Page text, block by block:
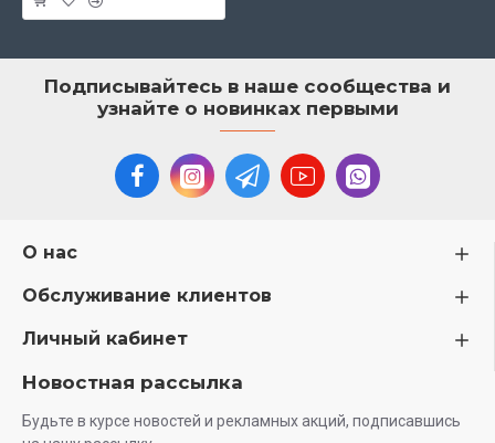
Подписывайтесь в наше сообщества и
узнайте о новинках первыми
О нас
Обслуживание клиентов
Личный кабинет
Новостная рассылка
Будьте в курсе новостей и рекламных акций, подписавшись